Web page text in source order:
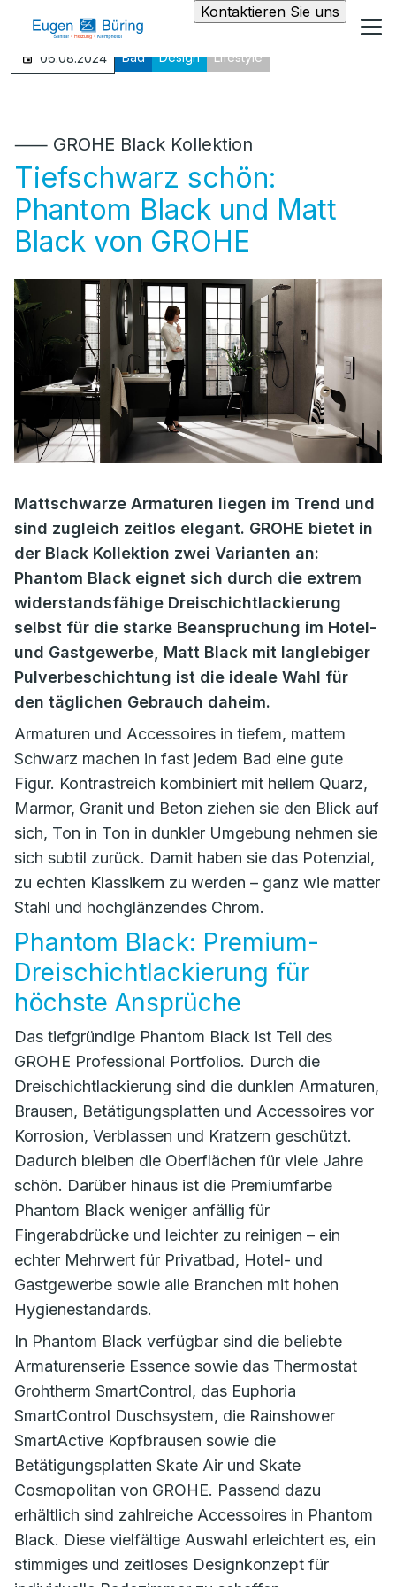
Kontaktieren Sie uns
06.08.2024 Bad Design Lifestyle
⸺ GROHE Black Kollektion
Tiefschwarz schön:
Phantom Black und Matt
Black von GROHE
Mattschwarze Armaturen liegen im Trend und
sind zugleich zeitlos elegant. GROHE bietet in
der Black Kollektion zwei Varianten an:
Phantom Black eignet sich durch die extrem
widerstandsfähige Dreischichtlackierung
selbst für die starke Beanspruchung im Hotel-
und Gastgewerbe, Matt Black mit langlebiger
Pulverbeschichtung ist die ideale Wahl für
den täglichen Gebrauch daheim.
Armaturen und Accessoires in tiefem, mattem
Schwarz machen in fast jedem Bad eine gute
Figur. Kontrastreich kombiniert mit hellem Quarz,
Marmor, Granit und Beton ziehen sie den Blick auf
sich, Ton in Ton in dunkler Umgebung nehmen sie
sich subtil zurück. Damit haben sie das Potenzial,
zu echten Klassikern zu werden – ganz wie matter
Stahl und hochglänzendes Chrom.
Phantom Black: Premium-
Dreischichtlackierung für
höchste Ansprüche
Das tiefgründige Phantom Black ist Teil des
GROHE Professional Portfolios. Durch die
Dreischichtlackierung sind die dunklen Armaturen,
Brausen, Betätigungsplatten und Accessoires vor
Korrosion, Verblassen und Kratzern geschützt.
Dadurch bleiben die Oberflächen für viele Jahre
schön. Darüber hinaus ist die Premiumfarbe
Phantom Black weniger anfällig für
Fingerabdrücke und leichter zu reinigen – ein
echter Mehrwert für Privatbad, Hotel- und
Gastgewerbe sowie alle Branchen mit hohen
Hygienestandards.
In Phantom Black verfügbar sind die beliebte
Armaturenserie Essence sowie das Thermostat
Grohtherm SmartControl, das Euphoria
SmartControl Duschsystem, die Rainshower
SmartActive Kopfbrausen sowie die
Betätigungsplatten Skate Air und Skate
Cosmopolitan von GROHE. Passend dazu
erhältlich sind zahlreiche Accessoires in Phantom
Black. Diese vielfältige Auswahl erleichtert es, ein
stimmiges und zeitloses Designkonzept für